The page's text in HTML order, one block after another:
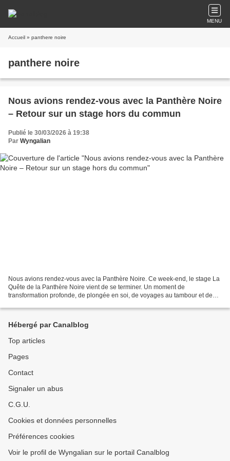
MENU
Accueil » panthere noire
panthere noire
Nous avions rendez-vous avec la Panthère Noire
– Retour sur un stage hors du commun
Publié le 30/03/2026 à 19:38
Par Wyngalian
Nous avions rendez-vous avec la Panthère Noire. Ce week-end, le stage La
Quête de la Panthère Noire vient de se terminer. Un moment de
transformation profonde, de plongée en soi, de voyages au tambour et de
Hébergé par Canalblog
Top articles
Pages
Contact
Signaler un abus
C.G.U.
Cookies et données personnelles
Préférences cookies
Voir le profil de Wyngalian sur le portail Canalblog